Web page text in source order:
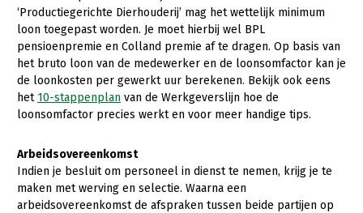
Biologische Landbouw
Geitenhouderij
Kalverhouderij
Konijnenhouderij
Paardenhouderij
Pluimveehouderij
Plant
Akkerbouw
Biologische Landbouw
Bollenteelt
Fruitteelt
Glastuinbouw
Multifunctionele landbouw
Multifunctioneel
Vrouw en Bedrijf
Onderwerpen
Nieuwsabonnement
Webinars
‘Productiegerichte Dierhouderij’ mag het wettelijk minimum
loon toegepast worden. Je moet hierbij wel BPL
pensioenpremie en Colland premie af te dragen. Op basis van
het bruto loon van de medewerker en de loonsomfactor kan je
de loonkosten per gewerkt uur berekenen. Bekijk ook eens
het 10-stappenplan van de Werkgeverslijn hoe de
loonsomfactor precies werkt en voor meer handige tips.
Arbeidsovereenkomst
Indien je besluit om personeel in dienst te nemen, krijg je te
maken met werving en selectie. Waarna een
arbeidsovereenkomst de afspraken tussen beide partijen op